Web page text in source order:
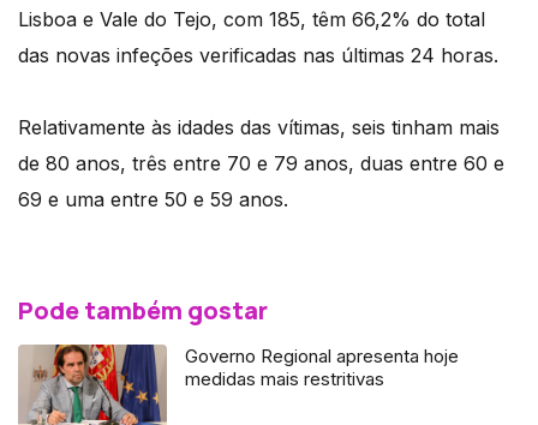
Lisboa e Vale do Tejo, com 185, têm 66,2% do total
das novas infeções verificadas nas últimas 24 horas.
Relativamente às idades das vítimas, seis tinham mais
de 80 anos, três entre 70 e 79 anos, duas entre 60 e
69 e uma entre 50 e 59 anos.
Pode também gostar
Governo Regional apresenta hoje
medidas mais restritivas